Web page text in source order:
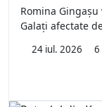
Romina
Galați afectate
24 iul. 2026 6